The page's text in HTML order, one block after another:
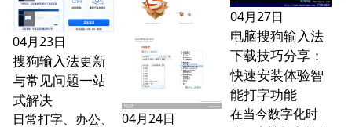
04月23日
搜狗输入法更新
与常见问题一站
式解决
日常打字、办公、
04月24日
04月27日
电脑搜狗输入法
下载技巧分享：
快速安装体验智
能打字功能
在当今数字化时